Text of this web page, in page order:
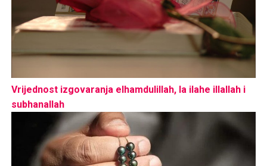
Vrijednost izgovaranja elhamdulillah, la ilahe illallah i
subhanallah